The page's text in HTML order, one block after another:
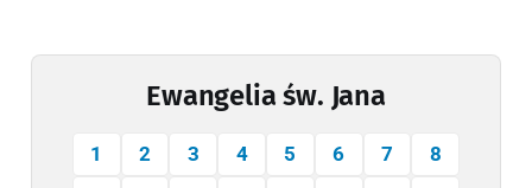
Ewangelia św. Jana
1 2 3 4 5 6 7
8